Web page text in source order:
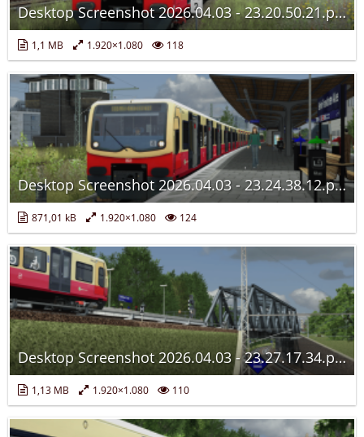
Desktop Screenshot 2026.04.03 - 23.20.50.21.png
1,1 MB 1.920×1.080 118
Desktop Screenshot 2026.04.03 - 23.24.38.12.png
871,01 kB 1.920×1.080 124
Desktop Screenshot 2026.04.03 - 23.27.17.34.png
1,13 MB 1.920×1.080 110